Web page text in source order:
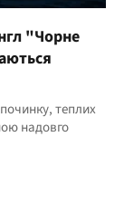
"Чорне
теплих
надовго